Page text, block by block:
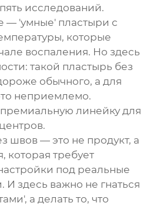
исследований.
— 'умные' пластыри с
которые
воспаления. Но здесь
такой пластырь без
обычного, а для
неприемлемо.
линейку для
швов — это не продукт, а
которая требует
под реальные
И здесь важно не гнаться
а делать то, что